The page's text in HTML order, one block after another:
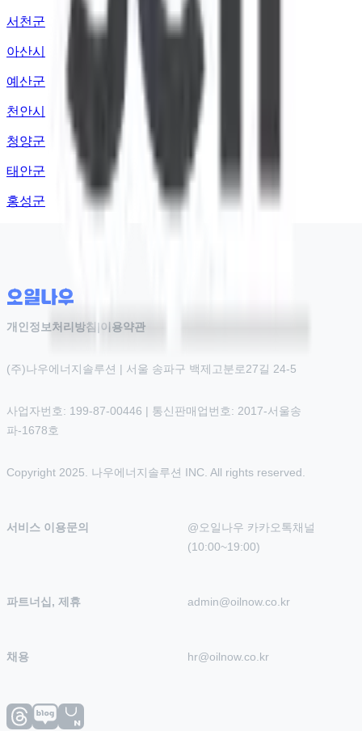
서천군
아산시
예산군
천안시
청양군
태안군
홍성군
개인정보처리방침 |이용약관
(주)나우에너지솔루션 | 서울 송파구 백제고분로27길 24-5
사업자번호: 199-87-00446 | 통신판매업번호: 2017-서울송
파-1678호
Copyright 2025. 나우에너지솔루션 INC. All rights reserved.
서비스 이용문의
@오일나우 카카오톡채널
(10:00~19:00)
파트너십, 제휴 admin@oilnow.co.kr
채용 hr@oilnow.co.kr